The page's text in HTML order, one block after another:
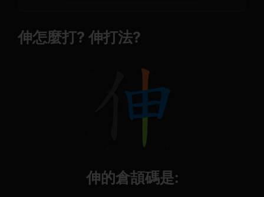
伸怎麼打? 伸打法?
伸的倉頡碼是: